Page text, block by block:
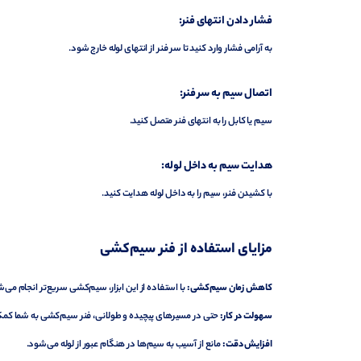
فشار دادن انتهای فنر:
به آرامی فشار وارد کنید تا سر فنر از انتهای لوله خارج شود.
اتصال سیم به سر فنر:
سیم یا کابل را به انتهای فنر متصل کنید.
هدایت سیم به داخل لوله:
با کشیدن فنر، سیم را به داخل لوله هدایت کنید.
مزایای استفاده از فنر سیم‌کشی
کاهش زمان سیم‌کشی:با استفاده از این ابزار، سیم‌کشی سریع‌تر انجام
سهولت در کار:حتی در مسیرهای پیچیده و طولانی، فنر سیم‌کشی به شما
افزایش دقت:مانع از آسیب به سیم‌ها در هنگام عبور از لوله می‌شود.